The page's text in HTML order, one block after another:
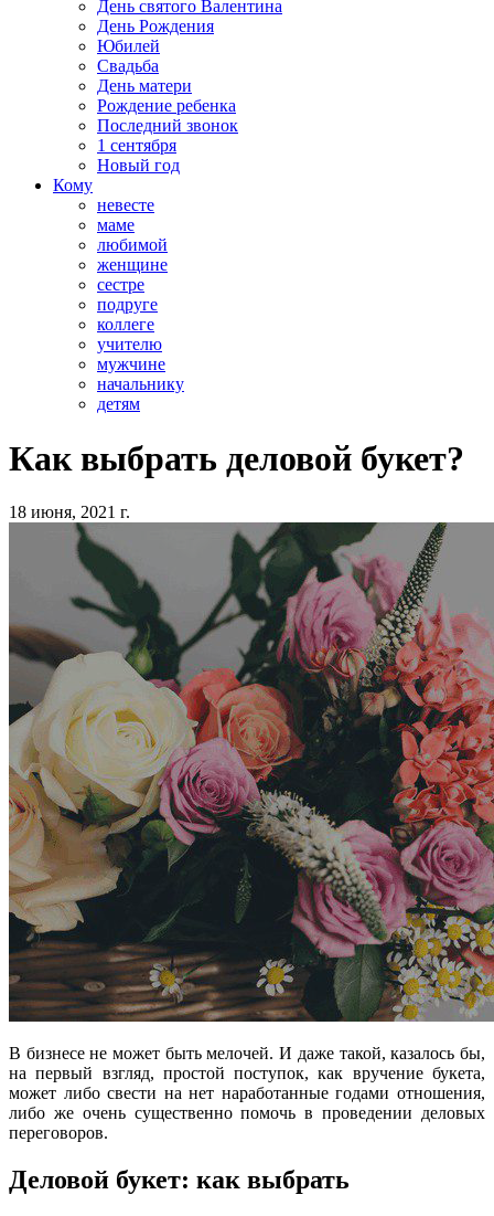
День святого Валентина
День Рождения
Юбилей
Свадьба
День матери
Рождение ребенка
Последний звонок
1 сентября
Новый год
Кому
невесте
маме
любимой
женщине
сестре
подруге
коллеге
учителю
мужчине
начальнику
детям
Как выбрать деловой букет?
18 июня, 2021 г.
В бизнесе не может быть мелочей. И даже такой, казалось бы,
на первый взгляд, простой поступок, как вручение букета,
может либо свести на нет наработанные годами отношения,
либо же очень существенно помочь в проведении деловых
переговоров.
Деловой букет: как выбрать